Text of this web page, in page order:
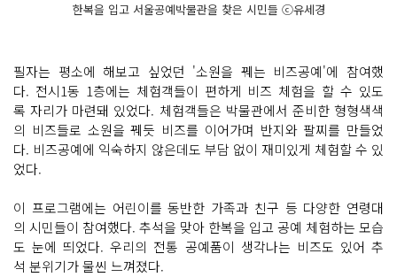
한복을 입고 서울공예박물관을 찾은 시민들 ⓒ유세경
필자는 평소에 해보고 싶었던 '소원을 꿰는 비즈공예'에 참여했
다. 전시1동 1층에는 체험객들이 편하게 비즈 체험을 할 수 있도
록 자리가 마련돼 있었다. 체험객들은 박물관에서 준비한 형형색색
의 비즈들로 소원을 꿰듯 비즈를 이어가며 반지와 팔찌를 만들었
다. 비즈공예에 익숙하지 않은데도 부담 없이 재미있게 체험할 수 있
었다.
이 프로그램에는 어린이를 동반한 가족과 친구 등 다양한 연령대
의 시민들이 참여했다. 추석을 맞아 한복을 입고 공예 체험하는 모습
도 눈에 띄었다. 우리의 전통 공예품이 생각나는 비즈도 있어 추
석 분위기가 물씬 느껴졌다.